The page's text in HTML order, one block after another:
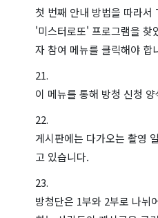
첫 번째 안내 방법을 따라서
'미스터로또' 프로그램을 찾
자 참여 메뉴를 클릭해야 합
이 메뉴를 통해 방청 신청
게시판에는 다가오는 촬영
고 있습니다.
방청단은 1부와 2부로 나뉘